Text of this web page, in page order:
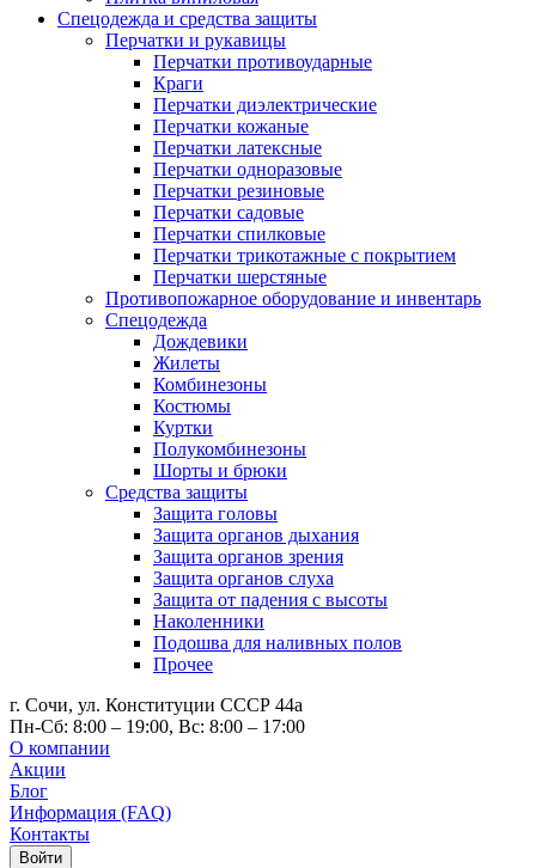
Спецодежда и средства защиты
Перчатки и рукавицы
Перчатки противоударные
Краги
Перчатки диэлектрические
Перчатки кожаные
Перчатки латексные
Перчатки одноразовые
Перчатки резиновые
Перчатки садовые
Перчатки спилковые
Перчатки трикотажные с покрытием
Перчатки шерстяные
Противопожарное оборудование и инвентарь
Спецодежда
Дождевики
Жилеты
Комбинезоны
Костюмы
Куртки
Полукомбинезоны
Шорты и брюки
Средства защиты
Защита головы
Защита органов дыхания
Защита органов зрения
Защита органов слуха
Защита от падения с высоты
Наколенники
Подошва для наливных полов
Прочее
г. Сочи, ул. Конституции СССР 44а
Пн-Сб: 8:00 – 19:00, Вс: 8:00 – 17:00
О компании
Акции
Блог
Информация (FAQ)
Контакты
Войти